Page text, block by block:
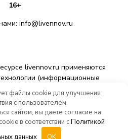
16+
info@livennov.ru
livennov.ru применяются
(информационные
информации на основе сбора,
сведений, относящихся к
сети «Интернет»,
Российской Федерации).
файлы cookie для улучшения
с пользователем.
сайтом, вы даете согласие на
в соответствии сПолитикой
данных